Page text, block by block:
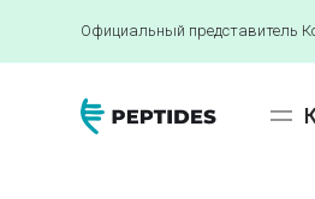
Официальный представитель